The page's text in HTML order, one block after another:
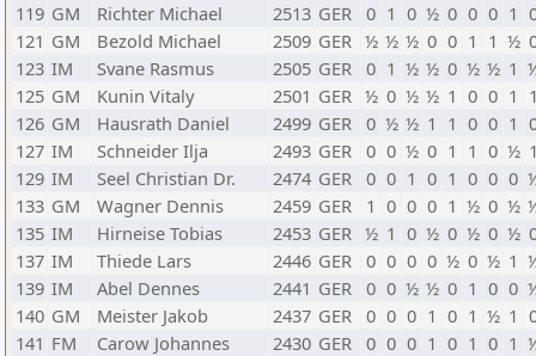
119 GM Richter Michael 2513 GER 0 1 0 ½ 0 0 0 1
121 GM Bezold Michael 2509 GER ½ ½ ½ 0 0 1 1 ½
123 IM Svane Rasmus 2505 GER 0 1 ½ ½ 0 ½ ½ 1
125 GM Kunin Vitaly 2501 GER ½ 0 ½ ½ 1 0 0 1
126 GM Hausrath Daniel 2499 GER 0 ½ ½ 1 1 0 0 1
127 IM Schneider Ilja 2493 GER 0 0 ½ 0 1 1 0 ½
129 IM Seel Christian Dr. 2474 GER 0 0 1 0 1 0 0 0
133 GM Wagner Dennis 2459 GER 1 0 0 0 1 ½ 0 ½
135 IM Hirneise Tobias 2453 GER ½ 1 0 ½ 0 ½ 0 ½
137 IM Thiede Lars 2446 GER 0 0 0 0 ½ 0 ½ 1
139 IM Abel Dennes 2441 GER 0 0 ½ ½ 0 1 0 0
140 GM Meister Jakob 2437 GER 0 0 0 1 0 1 ½ 1
141 FM Carow Johannes 2430 GER 0 0 0 1 0 1 0 1